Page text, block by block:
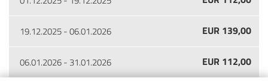
19.12.2025 - 06.01.2026 EUR 139,00
06.01.2026 - 31.01.2026 EUR 112,00